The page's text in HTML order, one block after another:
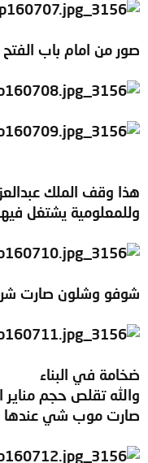
صور من امام باب الفتح
هذا وقف الملك
وللمعلومية يشتغل فيها فوق
شوفو وشلون صارت
ضخامة في البناء
والله تقلص حجم مناير
صارت موب شي عندها